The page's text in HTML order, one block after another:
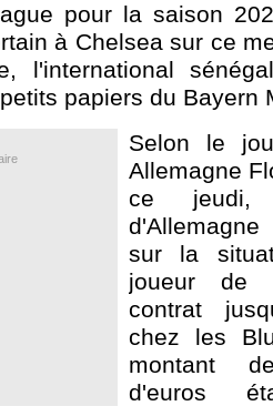
pour la saison
à Chelsea sur ce
l'international
papiers du Bayern
Selon le
Allemagne
ce jeudi,
sur la
joueur de
contrat
chez les
montant
d'euros